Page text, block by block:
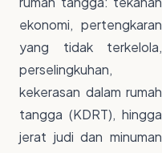
ekonomi, pertengkaran
yang tidak terkelola,
perselingkuhan,
kekerasan dalam rumah
tangga (KDRT), hingga
jerat judi dan minuman